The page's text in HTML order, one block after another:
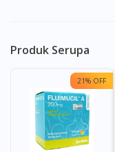
Produk Serupa
21% OFF